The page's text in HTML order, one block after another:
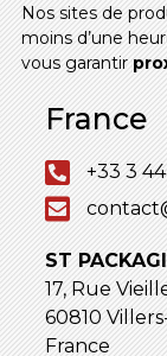
Nos sites de
moins d’une
vous garantir
France
+33 3
ST
17, Rue
60810
France